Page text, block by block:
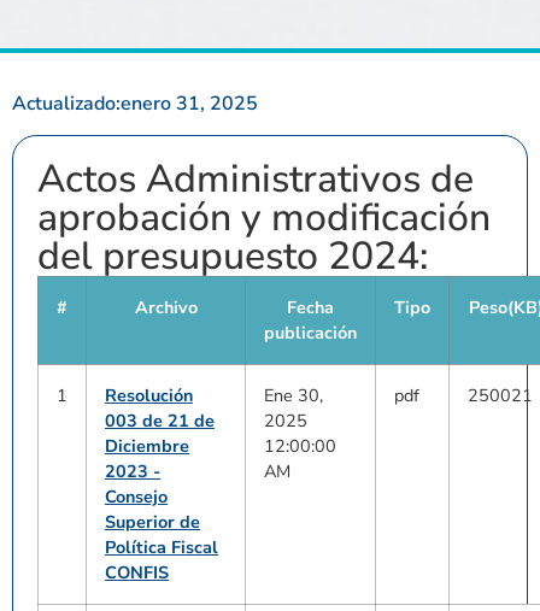
Actualizado:enero 31, 2025
Actos Administrativos de
aprobación y modificación
del presupuesto 2024:
# Archivo
Fecha
publicación
Tipo
1
Resolución
003 de 21 de
Diciembre
2023 -
Consejo
Superior de
Política Fiscal
CONFIS
Ene 30,
2025
12:00:00
AM
pdf 250021